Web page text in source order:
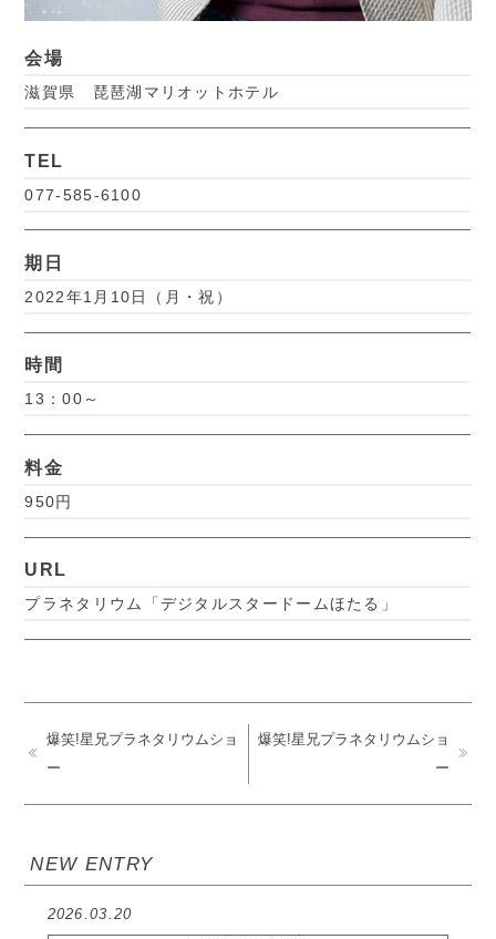
会場
滋賀県 琵琶湖マリオットホテル
TEL
077-585-6100
期日
2022年1月10日（月・祝）
時間
13：00～
料金
950円
URL
プラネタリウム「デジタルスタードームほたる」
爆笑!星兄プラネタリウムショ
ー
爆笑!星兄プラネタリウムショ
ー
NEW ENTRY
2026.03.20